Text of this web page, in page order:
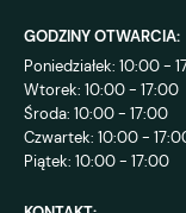
GODZINY OTWARCIA:
Poniedziałek: 10:00 -
Wtorek: 10:00 - 17:00
Środa: 10:00 - 17:00
Czwartek: 10:00 -
Piątek: 10:00 - 17:00